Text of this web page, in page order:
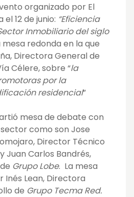
organizado por El
el 12 de junio: “Eficiencia
Inmobiliario del siglo
redonda en la que
Directora General de
Célere, sobre “la
por la
residencial”
mesa de debate con
como son Jose
Director Técnico
Juan Carlos Bandrés,
Grupo Lobe. La mesa
Inés Lean, Directora
de Grupo Tecma Red.